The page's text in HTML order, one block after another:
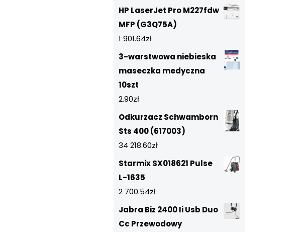
HP LaserJet Pro M227fdw
MFP (G3Q75A)
1 901.64zł
3-warstwowa niebieska
maseczka medyczna
10szt
2.90zł
Odkurzacz Schwamborn
Sts 400 (617003)
34 218.60zł
Starmix SX018621 Pulse
L-1635
2 700.54zł
Jabra Biz 2400 Ii Usb Duo
Cc Przewodowy